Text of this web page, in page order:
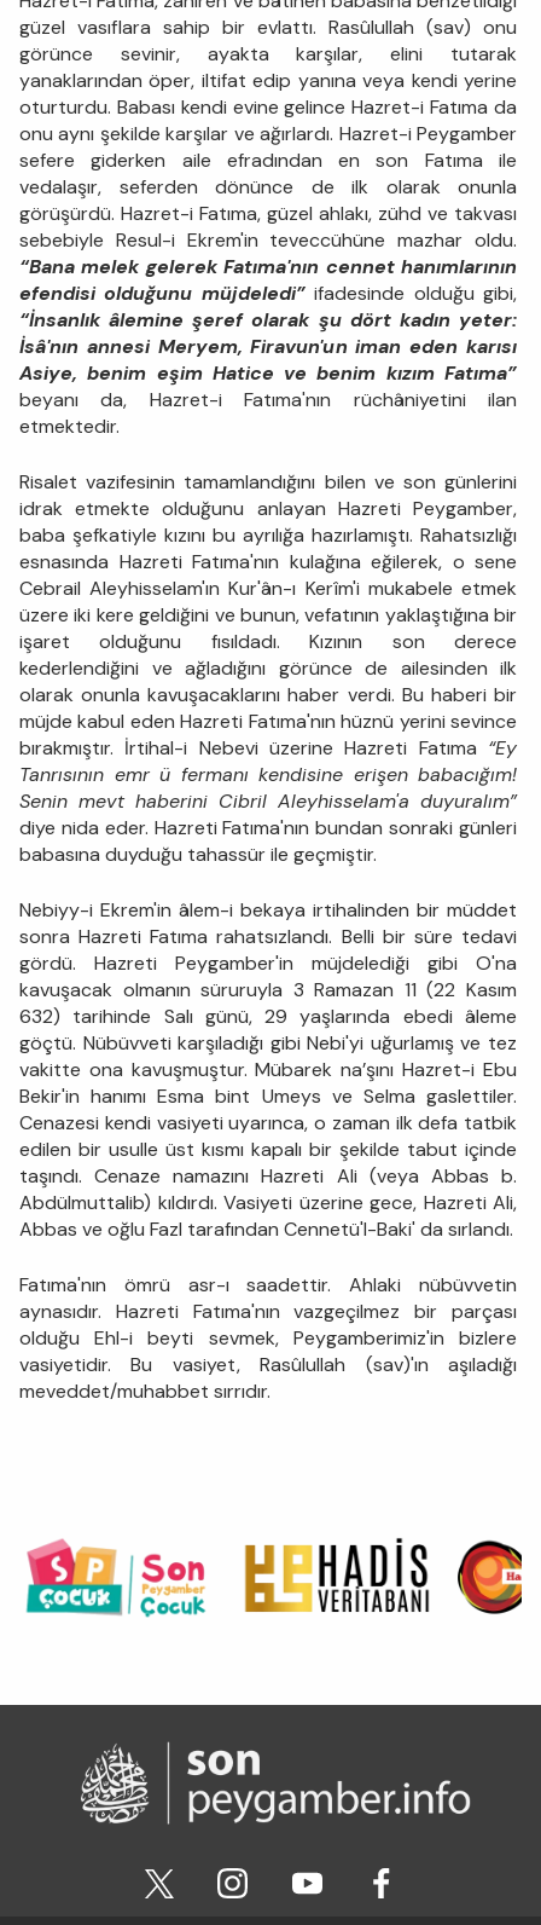
güzel vasıflara sahip bir evlattı. Rasûlullah (sav) onu
görünce sevinir, ayakta karşılar, elini tutarak
yanaklarından öper, iltifat edip yanına veya kendi yerine
oturturdu. Babası kendi evine gelince Hazret-i Fatıma da
onu aynı şekilde karşılar ve ağırlardı. Hazret-i Peygamber
sefere giderken aile efradından en son Fatıma ile
vedalaşır, seferden dönünce de ilk olarak onunla
görüşürdü. Hazret-i Fatıma, güzel ahlakı, zühd ve takvası
sebebiyle Resul-i Ekrem'in teveccühüne mazhar oldu.
“Bana melek gelerek Fatıma'nın cennet hanımlarının
efendisi olduğunu müjdeledi”ifadesinde olduğu gibi,
“İnsanlık âlemine şeref olarak şu dört kadın yeter:
İsâ'nın annesi Meryem, Firavun'un iman eden karısı
Asiye, benim eşim Hatice ve benim kızım Fatıma”
beyanı da, Hazret-i Fatıma'nın rüchâniyetini ilan
etmektedir.
Risalet vazifesinin tamamlandığını bilen ve son günlerini
idrak etmekte olduğunu anlayan Hazreti Peygamber,
baba şefkatiyle kızını bu ayrılığa hazırlamıştı. Rahatsızlığı
esnasında Hazreti Fatıma'nın kulağına eğilerek, o sene
Cebrail Aleyhisselam'ın Kur'ân-ı Kerîm'i mukabele etmek
üzere iki kere geldiğini ve bunun, vefatının yaklaştığına bir
işaret olduğunu fısıldadı. Kızının son derece
kederlendiğini ve ağladığını görünce de ailesinden ilk
olarak onunla kavuşacaklarını haber verdi. Bu haberi bir
müjde kabul eden Hazreti Fatıma'nın hüznü yerini sevince
bırakmıştır. İrtihal-i Nebevi üzerine Hazreti Fatıma “Ey
Tanrısının emr ü fermanı kendisine erişen babacığım!
Senin mevt haberini Cibril Aleyhisselam'a duyuralım”
diye nida eder. Hazreti Fatıma'nın bundan sonraki günleri
babasına duyduğu tahassür ile geçmiştir.
Nebiyy-i Ekrem'in âlem-i bekaya irtihalinden bir müddet
sonra Hazreti Fatıma rahatsızlandı. Belli bir süre tedavi
gördü. Hazreti Peygamber'in müjdelediği gibi O'na
kavuşacak olmanın süruruyla 3 Ramazan 11 (22 Kasım
632) tarihinde Salı günü, 29 yaşlarında ebedi âleme
göçtü. Nübüvveti karşıladığı gibi Nebi'yi uğurlamış ve tez
vakitte ona kavuşmuştur. Mübarek na’şını Hazret-i Ebu
Bekir'in hanımı Esma bint Umeys ve Selma gaslettiler.
Cenazesi kendi vasiyeti uyarınca, o zaman ilk defa tatbik
edilen bir usulle üst kısmı kapalı bir şekilde tabut içinde
taşındı. Cenaze namazını Hazreti Ali (veya Abbas b.
Abdülmuttalib) kıldırdı. Vasiyeti üzerine gece, Hazreti Ali,
Abbas ve oğlu Fazl tarafından Cennetü'l-Baki' da sırlandı.
Fatıma'nın ömrü asr-ı saadettir. Ahlaki nübüvvetin
aynasıdır. Hazreti Fatıma'nın vazgeçilmez bir parçası
olduğu Ehl-i beyti sevmek, Peygamberimiz'in bizlere
vasiyetidir. Bu vasiyet, Rasûlullah (sav)'ın aşıladığı
meveddet/muhabbet sırrıdır.